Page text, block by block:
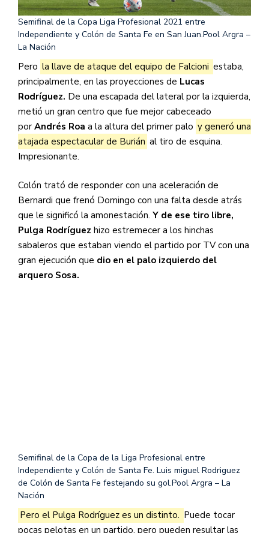
Semifinal de la Copa Liga Profesional 2021 entre
Independiente y Colón de Santa Fe en San Juan.Pool Argra –
La Nación
Pero la llave de ataque del equipo de Falcioni estaba,
principalmente, en las proyecciones de Lucas
Rodríguez. De una escapada del lateral por la izquierda,
metió un gran centro que fue mejor cabeceado
por Andrés Roa a la altura del primer palo y generó una
atajada espectacular de Burián al tiro de esquina.
Impresionante.
Colón trató de responder con una aceleración de
Bernardi que frenó Domingo con una falta desde atrás
que le significó la amonestación. Y de ese tiro libre,
Pulga Rodríguez hizo estremecer a los hinchas
sabaleros que estaban viendo el partido por TV con una
gran ejecución que dio en el palo izquierdo del
arquero Sosa.
Semifinal de la Copa de la Liga Profesional entre
Independiente y Colón de Santa Fe. Luis miguel Rodriguez
de Colón de Santa Fe festejando su gol.Pool Argra – La
Nación
Pero el Pulga Rodríguez es un distinto. Puede tocar
pocas pelotas en un partido, pero pueden resultar las